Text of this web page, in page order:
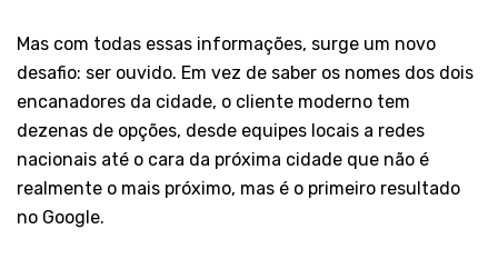
Mas com todas essas informações, surge um novo
desafio: ser ouvido. Em vez de saber os nomes dos dois
encanadores da cidade, o cliente moderno tem
dezenas de opções, desde equipes locais a redes
nacionais até o cara da próxima cidade que não é
realmente o mais próximo, mas é o primeiro resultado
no Google.